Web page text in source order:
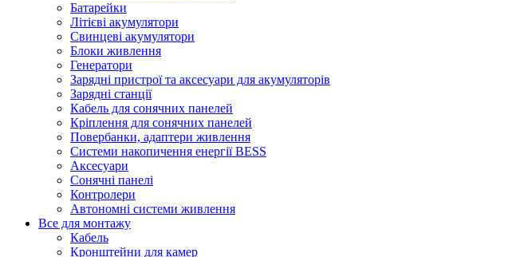
Батарейки
Літієві акумулятори
Свинцеві акумулятори
Блоки живлення
Генератори
Зарядні пристрої та аксесуари для акумуляторів
Зарядні станції
Кабель для сонячних панелей
Кріплення для сонячних панелей
Повербанки, адаптери живлення
Системи накопичення енергії BESS
Аксесуари
Сонячні панелі
Контролери
Автономні системи живлення
Все для монтажу
Кабель
Кронштейни для камер